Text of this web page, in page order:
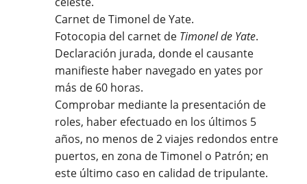
Carnet de Timonel de Yate.
Fotocopia del carnet de Timonel de Yate.
Declaración jurada, donde el causante
manifieste haber navegado en yates por
más de 60 horas.
Comprobar mediante la presentación de
roles, haber efectuado en los últimos 5
años, no menos de 2 viajes redondos entre
puertos, en zona de Timonel o Patrón; en
este último caso en calidad de tripulante.